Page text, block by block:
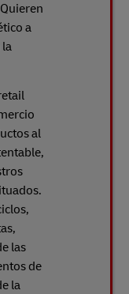
a
al
las
de
la